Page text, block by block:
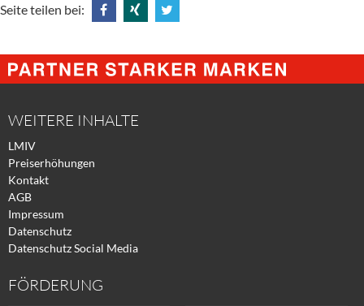
Seite teilen bei:
@
Facebook
@
Xing
@
Twitter
WEITERE INHALTE
LMIV
Preiserhöhungen
Kontakt
AGB
Impressum
Datenschutz
Datenschutz Social Media
FÖRDERUNG